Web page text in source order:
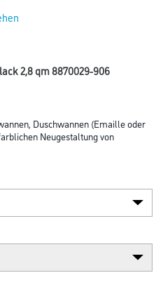
2,8 qm 8870029-906
Duschwannen (Emaille oder
Neugestaltung von